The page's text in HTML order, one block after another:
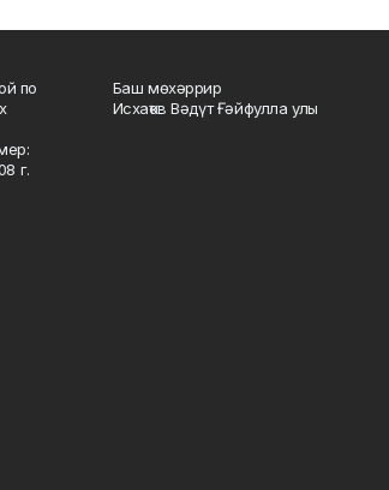
по
г.
Баш мөхәррир
Исхаҡов Вәдүт Ғәйфулла улы